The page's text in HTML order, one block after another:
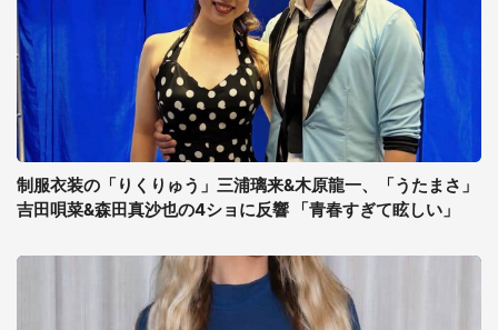
制服衣装の「りくりゅう」三浦璃来&木原龍一、「うたまさ」
吉田唄菜&森田真沙也の4ショに反響 「青春すぎて眩しい」